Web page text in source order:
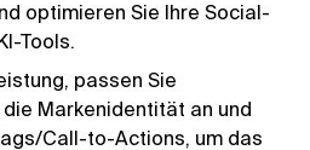
optimieren Sie Ihre Social-
Tools.
passen Sie
Markenidentität an und
Call-to-Actions, um das